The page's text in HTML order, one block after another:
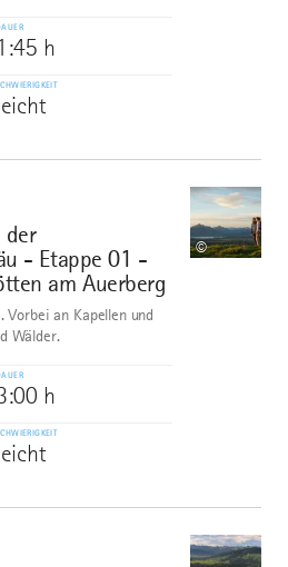
h
der
- Etappe 01 -
am Auerberg
©
Vorbei an Kapellen und
Wälder.
h